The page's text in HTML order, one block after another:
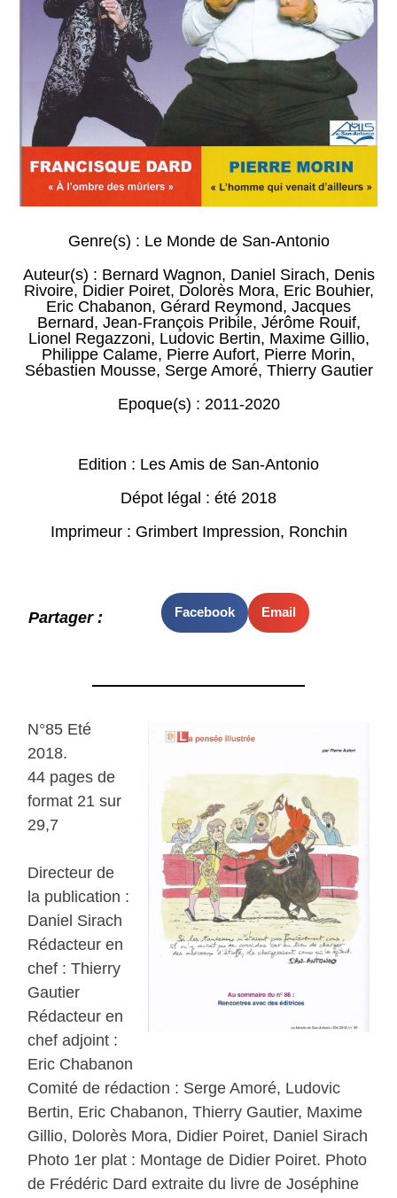
Genre(s) : Le Monde de San-Antonio
Auteur(s) : Bernard Wagnon, Daniel Sirach, Denis
Rivoire, Didier Poiret, Dolorès Mora, Eric Bouhier,
Eric Chabanon, Gérard Reymond, Jacques
Bernard, Jean-François Pribile, Jérôme Rouif,
Lionel Regazzoni, Ludovic Bertin, Maxime Gillio,
Philippe Calame, Pierre Aufort, Pierre Morin,
Sébastien Mousse, Serge Amoré, Thierry Gautier
Epoque(s) : 2011-2020
Edition : Les Amis de San-Antonio
Dépot légal : été 2018
Imprimeur : Grimbert Impression, Ronchin
Partager : Facebook Email
N°85 Eté
2018.
44 pages de
format 21 sur
29,7
Directeur de
la publication :
Daniel Sirach
Rédacteur en
chef : Thierry
Gautier
Rédacteur en
chef adjoint :
Eric Chabanon
Comité de rédaction : Serge Amoré, Ludovic
Bertin, Eric Chabanon, Thierry Gautier, Maxime
Gillio, Dolorès Mora, Didier Poiret, Daniel Sirach
Photo 1er plat : Montage de Didier Poiret. Photo
de Frédéric Dard extraite du livre de Joséphine